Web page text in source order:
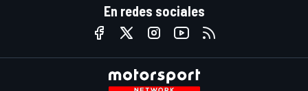
En redes sociales